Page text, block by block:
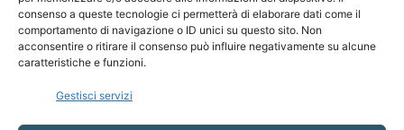
consenso a queste tecnologie ci permetterà di elaborare dati come il
comportamento di navigazione o ID unici su questo sito. Non
acconsentire o ritirare il consenso può influire negativamente su alcune
caratteristiche e funzioni.
Gestisci servizi